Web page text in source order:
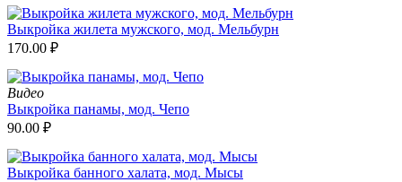
Выкройка жилета мужского, мод. Мельбурн
170.00 ₽
Видео
Выкройка панамы, мод. Чепо
90.00 ₽
Выкройка банного халата, мод. Мысы